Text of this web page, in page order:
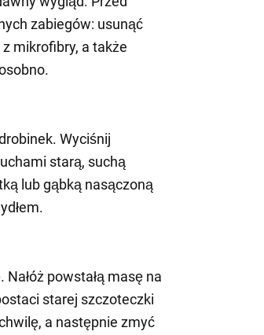
zabiegów: usunąć
mikrofibry, a także
Wyciśnij
starą, suchą
lub gąbką nasączoną
powstałą masę na
starej szczoteczki
a następnie zmyć